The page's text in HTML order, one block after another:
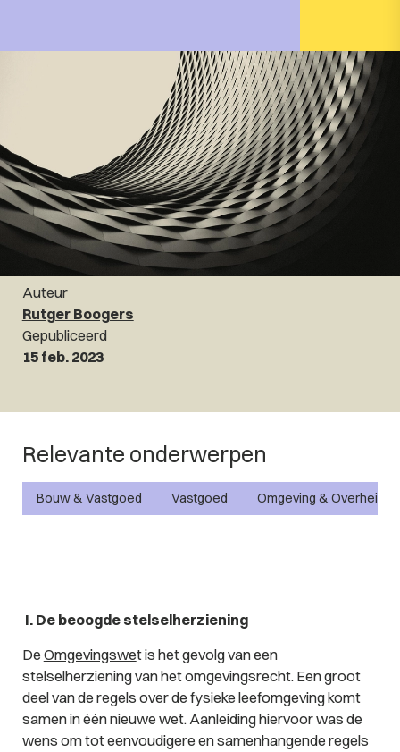
Auteur
Rutger Boogers
Gepubliceerd
15 feb. 2023
Relevante onderwerpen
Bouw & Vastgoed Vastgoed Omgeving & Overheid
I. De beoogde stelselherziening
De Omgevingswet is het gevolg van een
stelselherziening van het omgevingsrecht. Een groot
deel van de regels over de fysieke leefomgeving komt
samen in één nieuwe wet. Aanleiding hiervoor was de
wens om tot eenvoudigere en samenhangende regels